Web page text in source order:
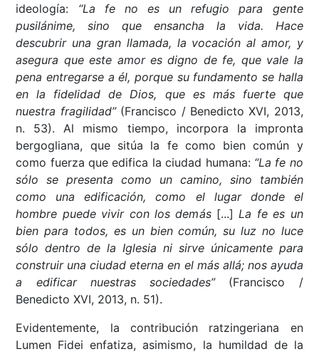
ideología: “La fe no es un refugio para gente
pusilánime, sino que ensancha la vida. Hace
descubrir una gran llamada, la vocación al amor, y
asegura que este amor es digno de fe, que vale la
pena entregarse a él, porque su fundamento se halla
en la fidelidad de Dios, que es más fuerte que
nuestra fragilidad”(Francisco / Benedicto XVI, 2013,
n. 53). Al mismo tiempo, incorpora la impronta
bergogliana, que sitúa la fe como bien común y
como fuerza que edifica la ciudad humana: “La fe no
sólo se presenta como un camino, sino también
como una edificación, como el lugar donde el
hombre puede vivir con los demás[...]La fe es un
bien para todos, es un bien común, su luz no luce
sólo dentro de la Iglesia ni sirve únicamente para
construir una ciudad eterna en el más allá; nos ayuda
a edificar nuestras sociedades”(Francisco /
Benedicto XVI, 2013, n. 51).
Evidentemente, la contribución ratzingeriana en
Lumen Fidei enfatiza, asimismo, la humildad de la